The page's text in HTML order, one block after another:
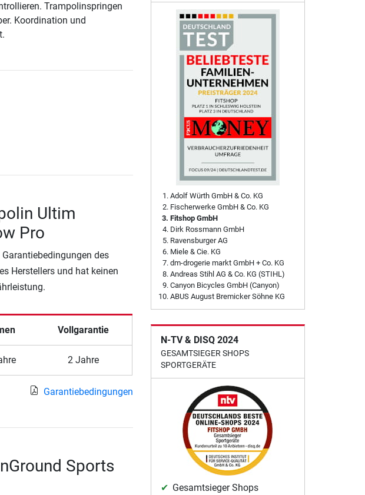
Trampolinspringen
Koordination und
Ultim
Pro
des
Herstellers und hat keinen
Vollgarantie
2 Jahre
Garantiebedingungen
Sports
Adolf Würth GmbH & Co. KG
Fischerwerke GmbH & Co. KG
Fitshop GmbH
Dirk Rossmann GmbH
Ravensburger AG
Miele & Cie. KG
dm-drogerie markt GmbH + Co. KG
Andreas Stihl AG & Co. KG (STIHL)
Canyon Bicycles GmbH (Canyon)
ABUS August Bremicker Söhne KG
N-TV & DISQ 2024
GESAMTSIEGER SHOPS
SPORTGERÄTE
Gesamtsieger Shops